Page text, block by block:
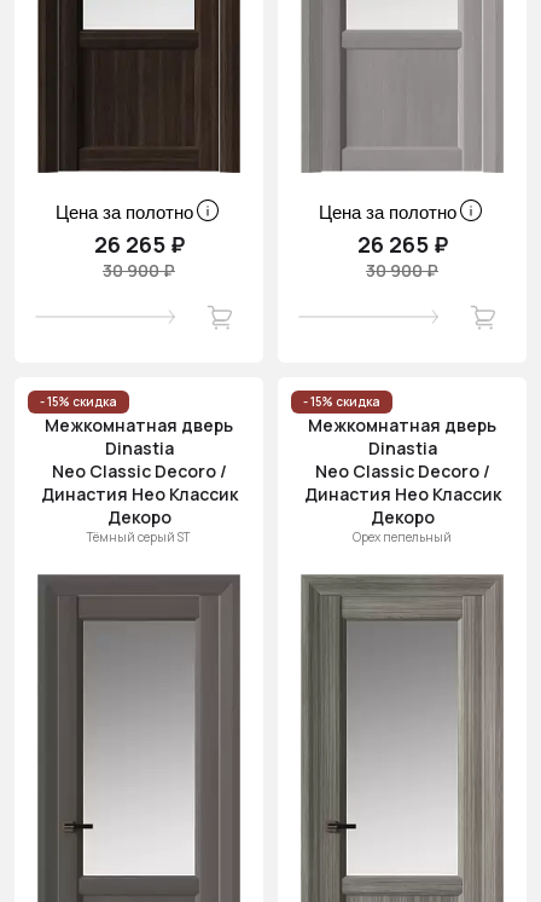
Цена за полотно
26 265 ₽
30 900 ₽
Цена за полотно
26 265 ₽
30 900 ₽
- 15% скидка
Межкомнатная дверь
Dinastia
Neo Classic Decoro /
Династия Нео Классик
Декоро
Тёмный серый ST
- 15% скидка
Межкомнатная дверь
Dinastia
Neo Classic Decoro /
Династия Нео Классик
Декоро
Орех пепельный